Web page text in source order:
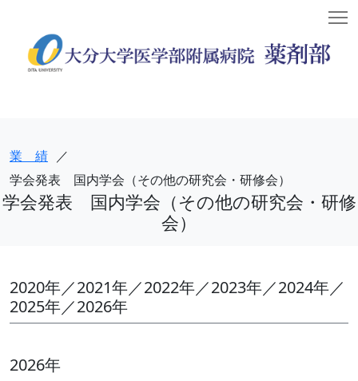
業 績 ／
学会発表 国内学会（その他の研究会・研修会）
学会発表 国内学会（その他の研究会・研修
会）
2020年／2021年／2022年／2023年／2024年／
2025年／2026年
2026年